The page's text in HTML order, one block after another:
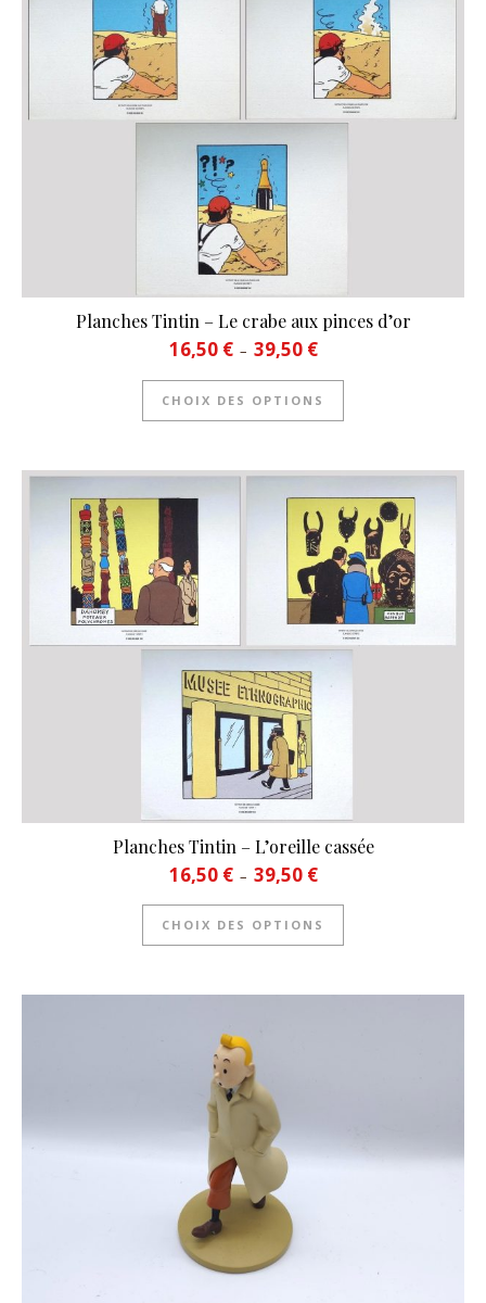
Planches Tintin – Le crabe aux pinces d’or
16,50 € – 39,50 €Plage de prix : 16,50 € à
CHOIX DES OPTIONS
Planches Tintin – L’oreille cassée
16,50 € – 39,50 €Plage de prix : 16,50 € à
CHOIX DES OPTIONS
Ce produit a